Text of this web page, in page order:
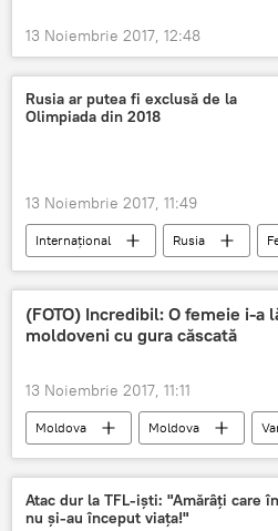
13 Noiembrie 2017, 12:48
Rusia ar putea fi exclusă de la
Olimpiada din 2018
13 Noiembrie 2017, 11:49
Internaţional Rusia
Vladimir Putin
WADA
Olimpiada 2018
Jocurile
(FOTO) Incredibil: O femeie i-a
moldoveni cu gura căscată
13 Noiembrie 2017, 11:11
Moldova Moldova
Atac dur la TFL-iști: "Amărâți care
nu și-au început viața!"